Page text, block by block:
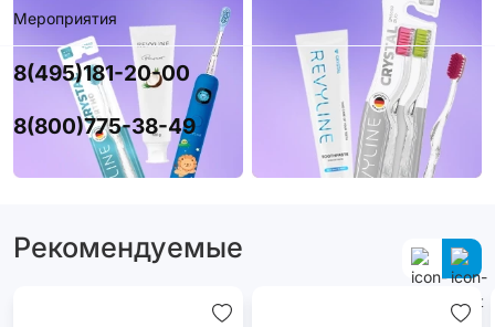
Мероприятия
8(495)181-20-00
8(800)775-38-49
Рекомендуемые